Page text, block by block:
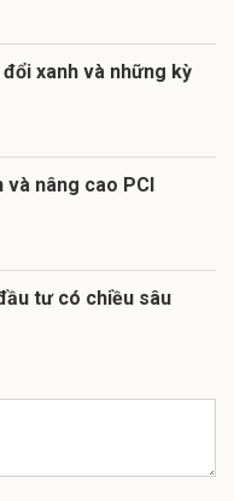
đổi xanh và những kỳ
và nâng cao PCI
tư có chiều sâu